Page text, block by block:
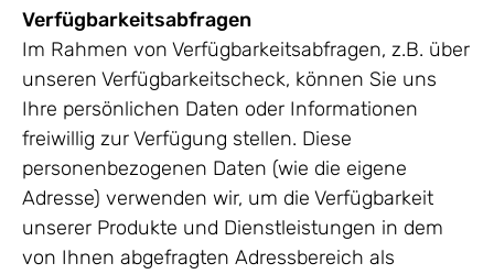
Verfügbarkeitsabfragen
Im Rahmen von Verfügbarkeitsabfragen, z.B. über
unseren Verfügbarkeitscheck, können Sie uns
Ihre persönlichen Daten oder Informationen
freiwillig zur Verfügung stellen. Diese
personenbezogenen Daten (wie die eigene
Adresse) verwenden wir, um die Verfügbarkeit
unserer Produkte und Dienstleistungen in dem
von Ihnen abgefragten Adressbereich als